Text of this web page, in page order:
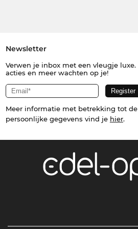
Newsletter
Verwen je inbox met een vleugje luxe.
acties en meer wachten op je!
Meer informatie met betrekking tot
persoonlijke gegevens vind je hier.